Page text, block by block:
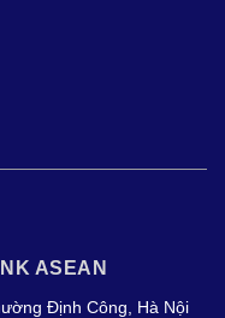
ASEAN
Định Công, Hà Nội